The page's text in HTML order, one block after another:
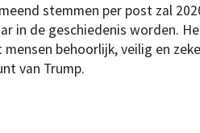
stemmen per post zal
in de geschiedenis worden.
behoorlijk, veilig en
van Trump.